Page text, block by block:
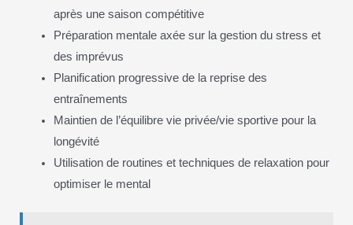
après une saison compétitive
Préparation mentale axée sur la gestion du stress et
des imprévus
Planification progressive de la reprise des
entraînements
Maintien de l’équilibre vie privée/vie sportive pour la
longévité
Utilisation de routines et techniques de relaxation pour
optimiser le mental